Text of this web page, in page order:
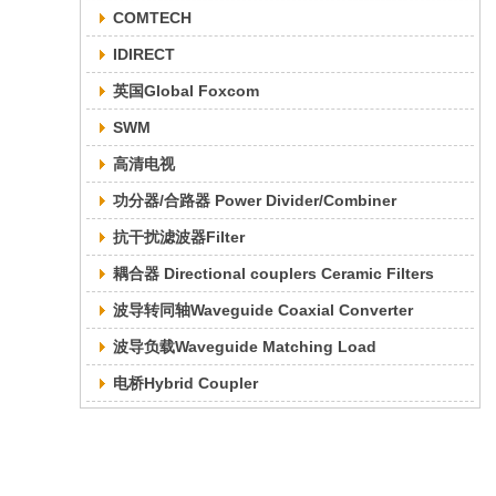
COMTECH
IDIRECT
英国Global Foxcom
SWM
高清电视
功分器/合路器 Power Divider/Combiner
抗干扰滤波器Filter
耦合器 Directional couplers Ceramic Filters
波导转同轴Waveguide Coaxial Converter
波导负载Waveguide Matching Load
电桥Hybrid Coupler